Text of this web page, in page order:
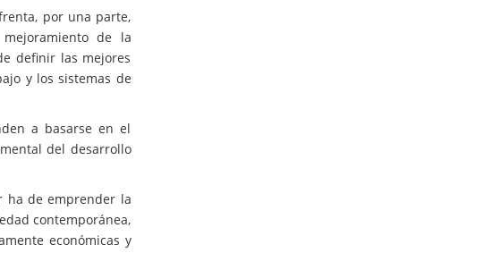
por una parte,
de la
definir las mejores
y los sistemas de
a basarse en el
del desarrollo
ha de emprender la
contemporánea,
económicas y